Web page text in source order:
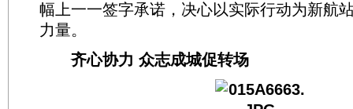
幅上一一签字承诺，决心以实际行动为新航
力量。
齐心协力 众志成城促转场